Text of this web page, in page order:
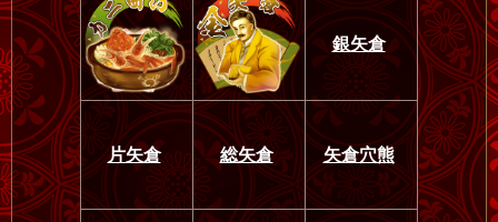
銀矢倉
片矢倉 総矢倉 矢倉穴熊